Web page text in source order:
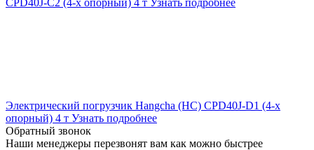
Электрический погрузчик Hangcha (HC) CPD40J-D1 (4-х
опорный) 4 т Узнать подробнее
Обратный звонок
Наши менеджеры перезвонят вам как можно быстрее